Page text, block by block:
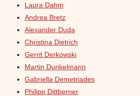
Laura Dahm
Andrea Bretz
Alexander Duda
Christina Dietrich
Gerrit Derkowski
Martin Dunkelmann
Gabriella Demetriades
Philipp Dittberner